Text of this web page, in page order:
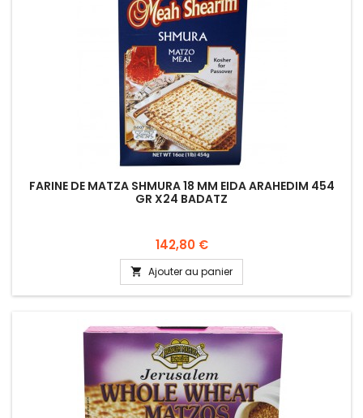
FARINE DE MATZA SHMURA 18 MM EIDA ARAHEDIM 454
GR X24 BADATZ
Prix
142,80 €
 Ajouter au panier